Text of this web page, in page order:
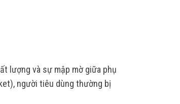
lượng và sự mập mờ giữa phụ
người tiêu dùng thường bị